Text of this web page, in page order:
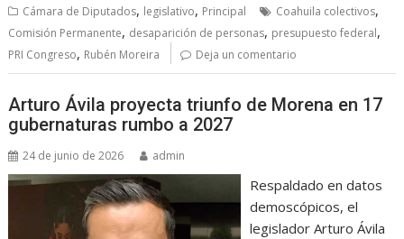
Cámara de Diputados, legislativo, Principal Coahuila colectivos,
Comisión Permanente, desaparición de personas, presupuesto federal,
PRI Congreso, Rubén Moreira Deja un comentario
Arturo Ávila proyecta triunfo de Morena en 17
gubernaturas rumbo a 2027
24 de junio de 2026 admin
Respaldado en datos
demoscópicos, el
legislador Arturo Ávila